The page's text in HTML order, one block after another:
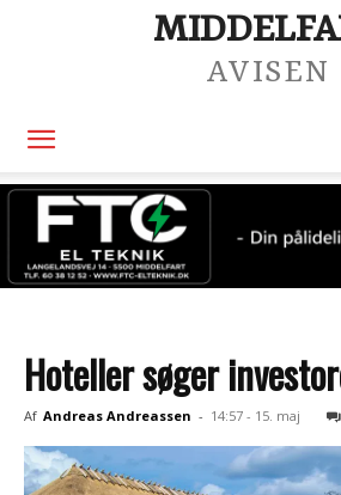
AVISEN
Hoteller søger
Af Andreas Andreassen - 14:57 - 15. maj